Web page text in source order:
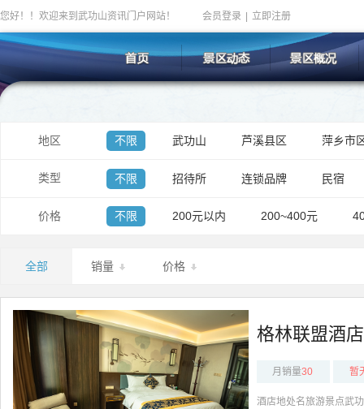
您好！！欢迎来到武功山资讯门户网站！ 会员登录 立即注册
地区 不限 武功山 芦溪县区 萍乡市
类型 不限 招待所 连锁品牌 民宿
价格 不限 200元以内 200~400元
全部 销量 价格
格林联盟酒
月销量30 暂
酒店地处名旅游景点武